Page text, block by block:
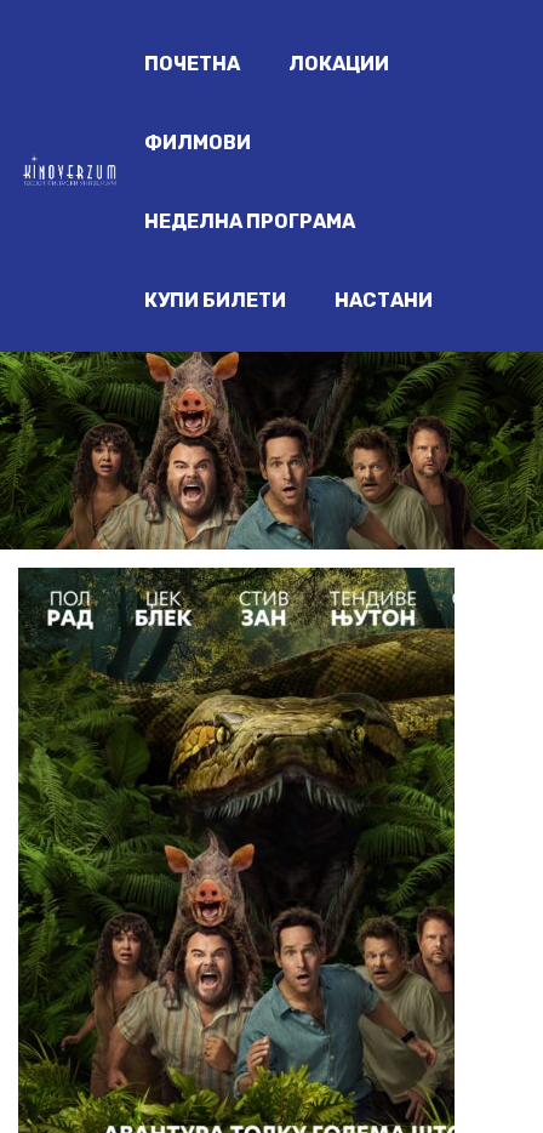
ПОЧЕТНА ЛОКАЦИИ
ФИЛМОВИ
НЕДЕЛНА ПРОГРАМА
КУПИ БИЛЕТИ НАСТАНИ